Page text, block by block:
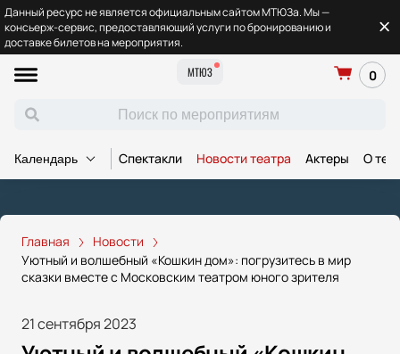
Данный ресурс не является официальным сайтом МТЮЗа. Мы —
консьерж-сервис, предоставляющий услуги по бронированию и
доставке билетов на мероприятия.
МТЮЗ
0
Календарь Спектакли Новости театра Актеры О
Главная
Новости
Уютный и волшебный «Кошкин дом»: погрузитесь в мир
сказки вместе с Московским театром юного зрителя
21 сентября 2023